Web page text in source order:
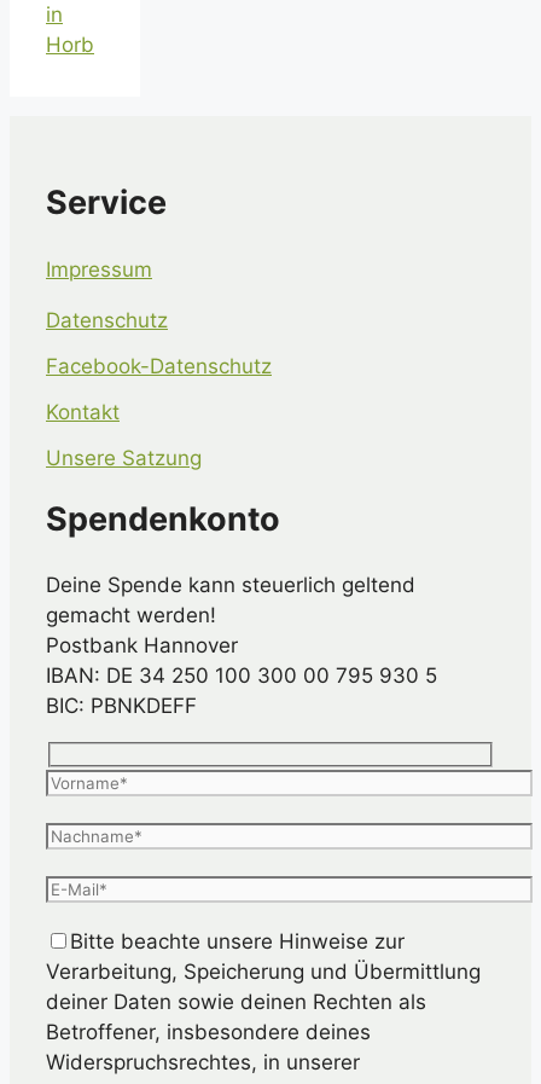
in
Horb
Service
Impressum
Datenschutz
Facebook-Datenschutz
Kontakt
Unsere Satzung
Spendenkonto
Deine Spende kann steuerlich geltend
gemacht werden!
Postbank Hannover
IBAN: DE 34 250 100 300 00 795 930 5
BIC: PBNKDEFF
Bitte beachte unsere Hinweise zur
Verarbeitung, Speicherung und Übermittlung
deiner Daten sowie deinen Rechten als
Betroffener, insbesondere deines
Widerspruchsrechtes, in unserer